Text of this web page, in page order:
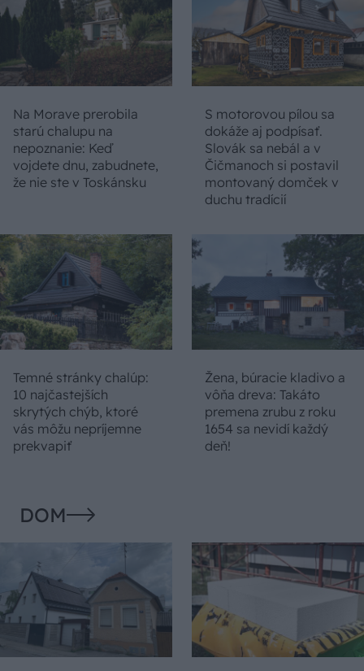
Na Morave prerobila
starú chalupu na
nepoznanie: Keď
vojdete dnu, zabudnete,
že nie ste v Toskánsku
S motorovou pílou sa
dokáže aj podpísať.
Slovák sa nebál a v
Čičmanoch si postavil
montovaný domček v
duchu tradícií
Temné stránky chalúp:
10 najčastejších
skrytých chýb, ktoré
vás môžu nepríjemne
prekvapiť
Žena, búracie kladivo a
vôňa dreva: Takáto
premena zrubu z roku
1654 sa nevidí každý
deň!
DOM